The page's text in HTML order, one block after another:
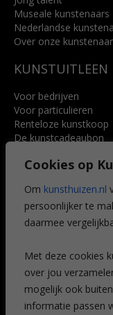
Cookies op
Om kunsthuizen.nl
persoonlijker te
daarmee
Met deze cookies
over jou
mogelijk ook
informatie passen
Museale kunstenaars
Nederlandse
Over onze
KUNSTUITLEEN
Voor bedrijven
Voor particulieren
Renteloze kunstkoop
De kunstcadeaubon
Voordelen
Veelgestelde vragen
CONTACT
Leiden
Amsterdam
Breda
Favorieten